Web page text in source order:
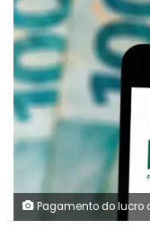
Pagamento do lucro